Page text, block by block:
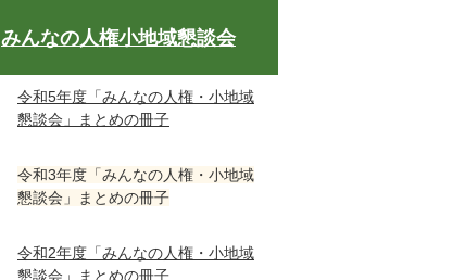
みんなの人権小地域懇談会
令和5年度「みんなの人権・小地域
懇談会」まとめの冊子
令和3年度「みんなの人権・小地域
懇談会」まとめの冊子
令和2年度「みんなの人権・小地域
懇談会」まとめの冊子